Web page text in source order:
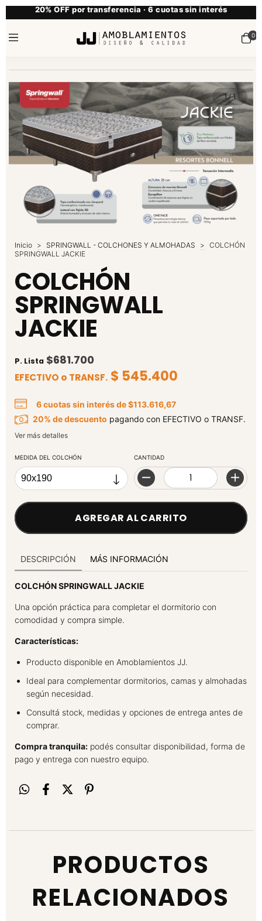
20% OFF por transferencia · 6 cuotas sin interés
0
1/1
Inicio > SPRINGWALL - COLCHONES Y ALMOHADAS > COLCHÓN
SPRINGWALL JACKIE
COLCHÓN
SPRINGWALL
JACKIE
P. Lista $681.700
EFECTIVO o TRANSF. $ 545.400
6cuotas sin interés de$113.616,67
20% de descuento pagando con EFECTIVO o TRANSF.
Ver más detalles
MEDIDA DEL COLCHÓN CANTIDAD
DESCRIPCIÓN MÁS INFORMACIÓN
COLCHÓN SPRINGWALL JACKIE
Una opción práctica para completar el dormitorio con
comodidad y compra simple.
Características:
Producto disponible en Amoblamientos JJ.
Ideal para complementar dormitorios, camas y almohadas
según necesidad.
Consultá stock, medidas y opciones de entrega antes de
comprar.
Compra tranquila: podés consultar disponibilidad, forma de
pago y entrega con nuestro equipo.
PRODUCTOS
RELACIONADOS